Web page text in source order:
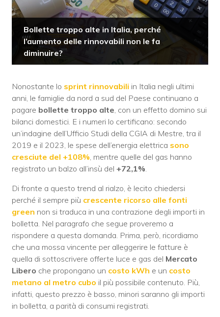
Bollette troppo alte in Italia, perché
l’aumento delle rinnovabili non le fa
diminuire?
Nonostante lo sprint rinnovabili in Italia negli ultimi
anni, le famiglie da nord a sud del Paese continuano a
pagare bollette troppo alte , con un effetto domino sui
bilanci domestici. E i numeri lo certificano: secondo
un’indagine dell’Ufficio Studi della CGIA di Mestre, tra il
2019 e il 2023, le spese dell’energia elettrica sono
cresciute del +108% , mentre quelle del gas hanno
registrato un balzo all’insù del +72,1%
Di fronte a questo trend al rialzo, è lecito chiedersi
perché il sempre più crescente ricorso alle fonti
green non si traduca in una contrazione degli importi in
bolletta. Nel paragrafo che segue proveremo a
rispondere a questa domanda. Prima, però, ricordiamo
che una mossa vincente per alleggerire le fatture è
quella di sottoscrivere offerte luce e gas del Mercato
Libero che propongano un costo kWh e un costo
metano al metro cubo il più possibile contenuto. Più,
infatti, questo prezzo è basso, minori saranno gli importi
in bolletta, a parità di consumi registrati.